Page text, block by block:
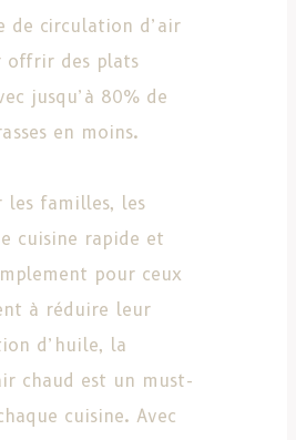
de circulation d’air
offrir des plats
jusqu’à 80% de
en moins.
les familles, les
cuisine rapide et
pour ceux
à réduire leur
d’huile, la
chaud est un must-
cuisine. Avec